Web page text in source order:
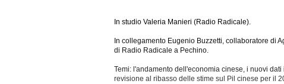
In studio Valeria Manieri (Radio Radicale).
In collegamento Eugenio Buzzetti, collaboratore di
di Radio Radicale a Pechino.
Temi: l'andamento dell'economia cinese, i nuovi
revisione al ribasso delle stime sul Pil cinese per il